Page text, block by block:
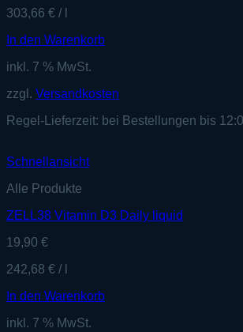
303,66 € /
In den Warenkorb
inkl. 7 % MwSt.
zzgl. Versandkosten
Regel-Lieferzeit: bei Bestellungen bis
Schnellansicht
Alle Produkte
ZELL38 Vitamin D3 Daily liquid
19,90 €
242,68 € /
In den Warenkorb
inkl. 7 % MwSt.